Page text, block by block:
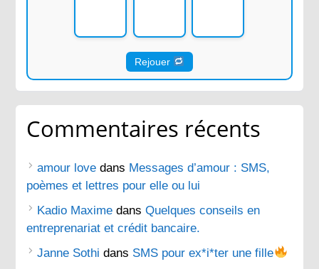
Rejouer
Commentaires récents
amour love dans Messages d’amour : SMS,
poèmes et lettres pour elle ou lui
Kadio Maxime dansQuelques conseils en
entreprenariat et crédit bancaire.
Janne Sothi dans SMS pour ex*i*ter une fille